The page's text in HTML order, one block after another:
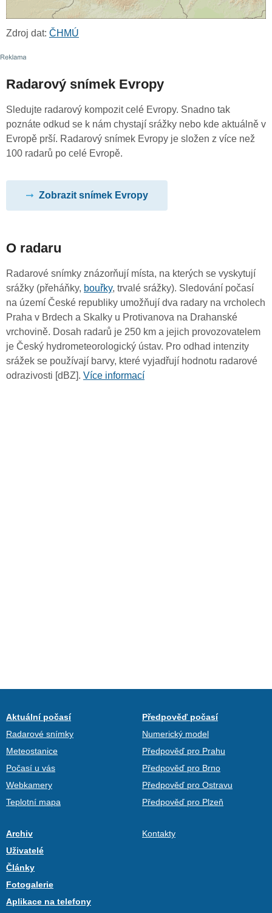
Zdroj dat: ČHMÚ
Radarový snímek Evropy
Sledujte radarový kompozit celé Evropy. Snadno tak
poznáte odkud se k nám chystají srážky nebo kde aktuálně v
Evropě prší. Radarový snímek Evropy je složen z více než
100 radarů po celé Evropě.
Zobrazit snímek Evropy
O radaru
Radarové snímky znázorňují místa, na kterých se vyskytují
srážky (přeháňky, bouřky, trvalé srážky). Sledování počasí
na území České republiky umožňují dva radary na vrcholech
Praha v Brdech a Skalky u Protivanova na Drahanské
vrchovině. Dosah radarů je 250 km a jejich provozovatelem
je Český hydrometeorologický ústav. Pro odhad intenzity
srážek se používají barvy, které vyjadřují hodnotu radarové
odrazivosti [dBZ]. Více informací
Aktuální počasí
Radarové snímky
Meteostanice
Počasí u vás
Webkamery
Teplotní mapa
Předpověď počasí
Numerický model
Předpověď pro Prahu
Předpověď pro Brno
Předpověď pro Ostravu
Předpověď pro Plzeň
Archiv
Uživatelé
Články
Fotogalerie
Aplikace na telefony
Kontakty